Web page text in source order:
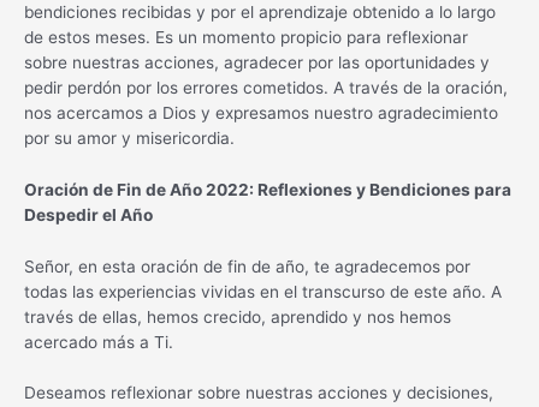
bendiciones recibidas y por el aprendizaje obtenido a lo largo
de estos meses. Es un momento propicio para reflexionar
sobre nuestras acciones, agradecer por las oportunidades y
pedir perdón por los errores cometidos. A través de la oración,
nos acercamos a Dios y expresamos nuestro agradecimiento
por su amor y misericordia.
Oración de Fin de Año 2022: Reflexiones y Bendiciones para
Despedir el Año
Señor, en esta oración de fin de año, te agradecemos por
todas las experiencias vividas en el transcurso de este año. A
través de ellas, hemos crecido, aprendido y nos hemos
acercado más a Ti.
Deseamos reflexionar sobre nuestras acciones y decisiones,